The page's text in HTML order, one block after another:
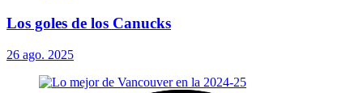
Los goles de los Canucks
26 ago. 2025